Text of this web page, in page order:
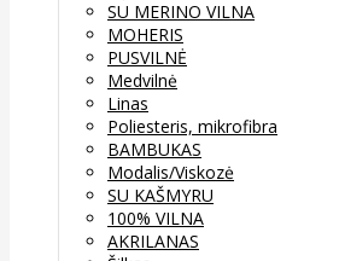
SU MERINO VILNA
MOHERIS
PUSVILNĖ
Medvilnė
Linas
Poliesteris, mikrofibra
BAMBUKAS
Modalis/Viskozė
SU KAŠMYRU
100% VILNA
AKRILANAS